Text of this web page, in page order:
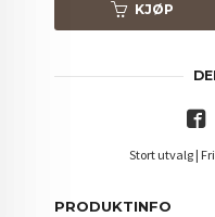
KJØP
Stort utvalg |
PRODUKTINFO